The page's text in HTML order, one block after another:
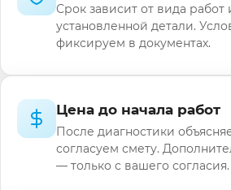
Срок зависит от вида работ
установленной детали.
фиксируем в документах.
Цена до начала работ
После диагностики
согласуем смету.
— только с вашего согласия.